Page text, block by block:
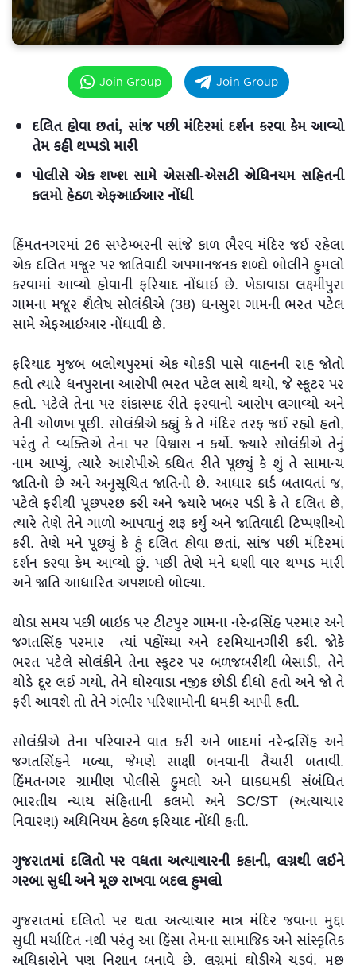
Join Group Join Group
દલિત હોવા છતાં, સાંજ પછી મંદિરમાં દર્શન કરવા કેમ આવ્યો
તેમ કહી થપ્પડો મારી
પોલીસે એક શખ્શ સામે એસસી-એસટી એધિનયમ સહિતની
કલમો હેઠળ એફઆઇઆર નોંધી
હિંમતનગરમાં 26 સપ્ટેમ્બરની સાંજે કાળ ભૈરવ મંદિર જઈ રહેલા
એક દલિત મજૂર પર જાતિવાદી અપમાનજનક શબ્દો બોલીને હુમલો
કરવામાં આવ્યો હોવાની ફરિયાદ નોંધાઇ છે. ખેડાવાડા લક્ષ્મીપુરા
ગામના મજૂર શૈલેષ સોલંકીએ (38) ધનસુરા ગામની ભરત પટેલ
સામે એફઆઇઆર નોંધાવી છે.
ફરિયાદ મુજબ બલોચપુરમાં એક ચોકડી પાસે વાહનની રાહ જોતો
હતો ત્યારે ધનપુરાના આરોપી ભરત પટેલ સાથે થયો, જે સ્કૂટર પર
હતો. પટેલે તેના પર શંકાસ્પદ રીતે ફરવાનો આરોપ લગાવ્યો અને
તેની ઓળખ પૂછી. સોલંકીએ કહ્યું કે તે મંદિર તરફ જઈ રહ્યો હતો,
પરંતુ તે વ્યક્તિએ તેના પર વિશ્વાસ ન કર્યો. જ્યારે સોલંકીએ તેનું
નામ આપ્યું, ત્યારે આરોપીએ કથિત રીતે પૂછ્યું કે શું તે સામાન્ય
જાતિનો છે અને અનુસૂચિત જાતિનો છે. આધાર કાર્ડ બતાવતાં જ,
પટેલે ફરીથી પૂછપરછ કરી અને જ્યારે ખબર પડી કે તે દલિત છે,
ત્યારે તેણે તેને ગાળો આપવાનું શરૂ કર્યું અને જાતિવાદી ટિપ્પણીઓ
કરી. તેણે મને પૂછ્યું કે હું દલિત હોવા છતાં, સાંજ પછી મંદિરમાં
દર્શન કરવા કેમ આવ્યો છું. પછી તેણે મને ઘણી વાર થપ્પડ મારી
અને જાતિ આધારિત અપશબ્દો બોલ્યા.
થોડા સમય પછી બાઇક પર ટીટપુર ગામના નરેન્દ્રસિંહ પરમાર અને
જગતસિંહ પરમાર ત્યાં પહોંચ્યા અને દરમિયાનગીરી કરી. જોકે
ભરત પટેલે સોલંકીને તેના સ્કૂટર પર બળજબરીથી બેસાડી, તેને
થોડે દૂર લઈ ગયો, તેને ઘોરવાડા નજીક છોડી દીધો હતો અને જો તે
ફરી આવશે તો તેને ગંભીર પરિણામોની ધમકી આપી હતી.
સોલંકીએ તેના પરિવારને વાત કરી અને બાદમાં નરેન્દ્રસિંહ અને
જગતસિંહને મળ્યા, જેમણે સાક્ષી બનવાની તૈયારી બતાવી.
હિંમતનગર ગ્રામીણ પોલીસે હુમલો અને ધાકધમકી સંબંધિત
ભારતીય ન્યાય સંહિતાની કલમો અને SC/ST (અત્યાચાર
નિવારણ) અધિનિયમ હેઠળ ફરિયાદ નોંધી હતી.
ગુજરાતમાં દલિતો પર વધતા અત્યાચારની કહાની, લગ્નથી લઈને
ગરબા સુધી અને મૂછ રાખવા બદલ હુમલો
ગુજરાતમાં દલિતો પર થતા અત્યાચાર માત્ર મંદિર જવાના મુદ્દા
સુધી મર્યાદિત નથી પરંતુ આ હિંસા તેમના સામાજિક અને સાંસ્કૃતિક